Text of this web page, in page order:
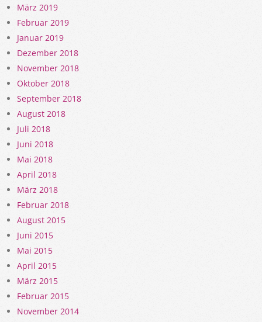
März 2019
Februar 2019
Januar 2019
Dezember 2018
November 2018
Oktober 2018
September 2018
August 2018
Juli 2018
Juni 2018
Mai 2018
April 2018
März 2018
Februar 2018
August 2015
Juni 2015
Mai 2015
April 2015
März 2015
Februar 2015
November 2014